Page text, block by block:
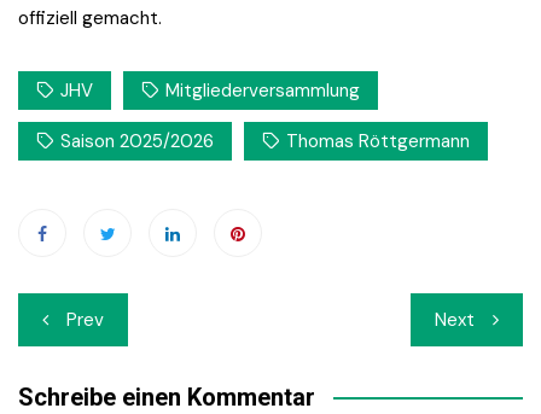
offiziell gemacht.
JHV Mitgliederversammlung
Saison 2025/2026 Thomas Röttgermann
Beitrags-
Navigation
Prev Next
Schreibe einen Kommentar